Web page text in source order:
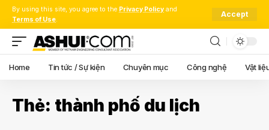
By using this site, you agree to the Privacy Policy and
Terms of Use.
Accept
Home Tin tức / Sự kiện Chuyên mục Công nghệ Vật
Thẻ: thành phố du lịch